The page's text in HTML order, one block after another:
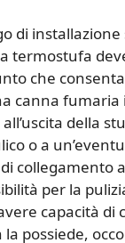
di
termostufa
che
canna fumaria
della
o a
collegamento
per la
capacità di
possiede,